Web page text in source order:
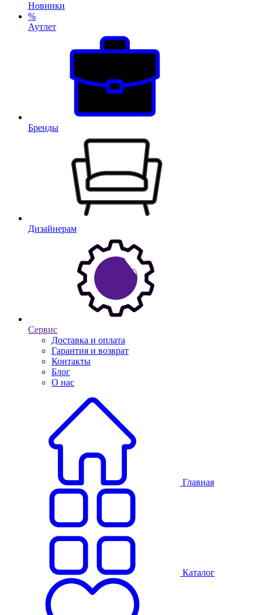
Новинки
%
Аутлет
Бренды
Дизайнерам
Сервис
Доставка и оплата
Гарантия и возврат
Контакты
Блог
О нас
Главная
Каталог